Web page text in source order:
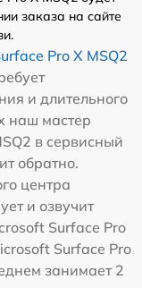
заказа на сайте
Pro X MSQ2
и длительного
наш мастер
в сервисный
обратно.
центра
и озвучит
Surface Pro
Surface Pro
занимает 2